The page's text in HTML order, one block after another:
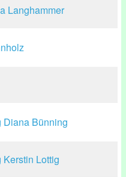
Langhammer
Diana Bünning
Lottig